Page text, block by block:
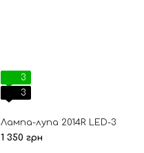
3
3
Лампа-лупа 2014R LED-3
1 350 грн